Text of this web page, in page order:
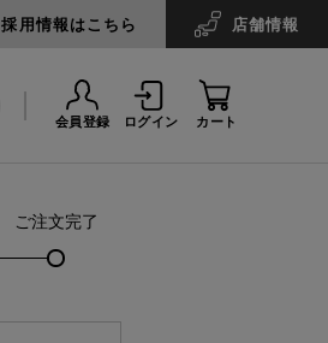
採用情報はこちら 店舗情報
会員登録 ログイン カート
ご注文完了